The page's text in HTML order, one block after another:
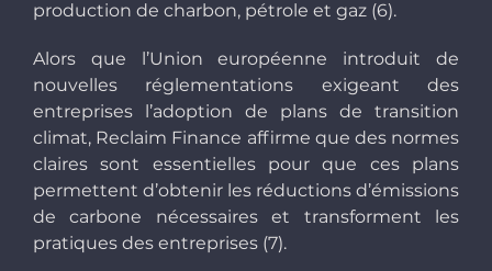
production de charbon, pétrole et gaz (6).
Alors que l’Union européenne introduit de
nouvelles réglementations exigeant des
entreprises l’adoption de plans de transition
climat, Reclaim Finance affirme que des normes
claires sont essentielles pour que ces plans
permettent d’obtenir les réductions d’émissions
de carbone nécessaires et transforment les
pratiques des entreprises (7).